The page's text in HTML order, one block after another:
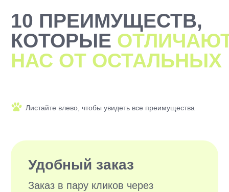
ЗАБОТЛИВЫХ
ВЫГУЛЬЩИКОВ